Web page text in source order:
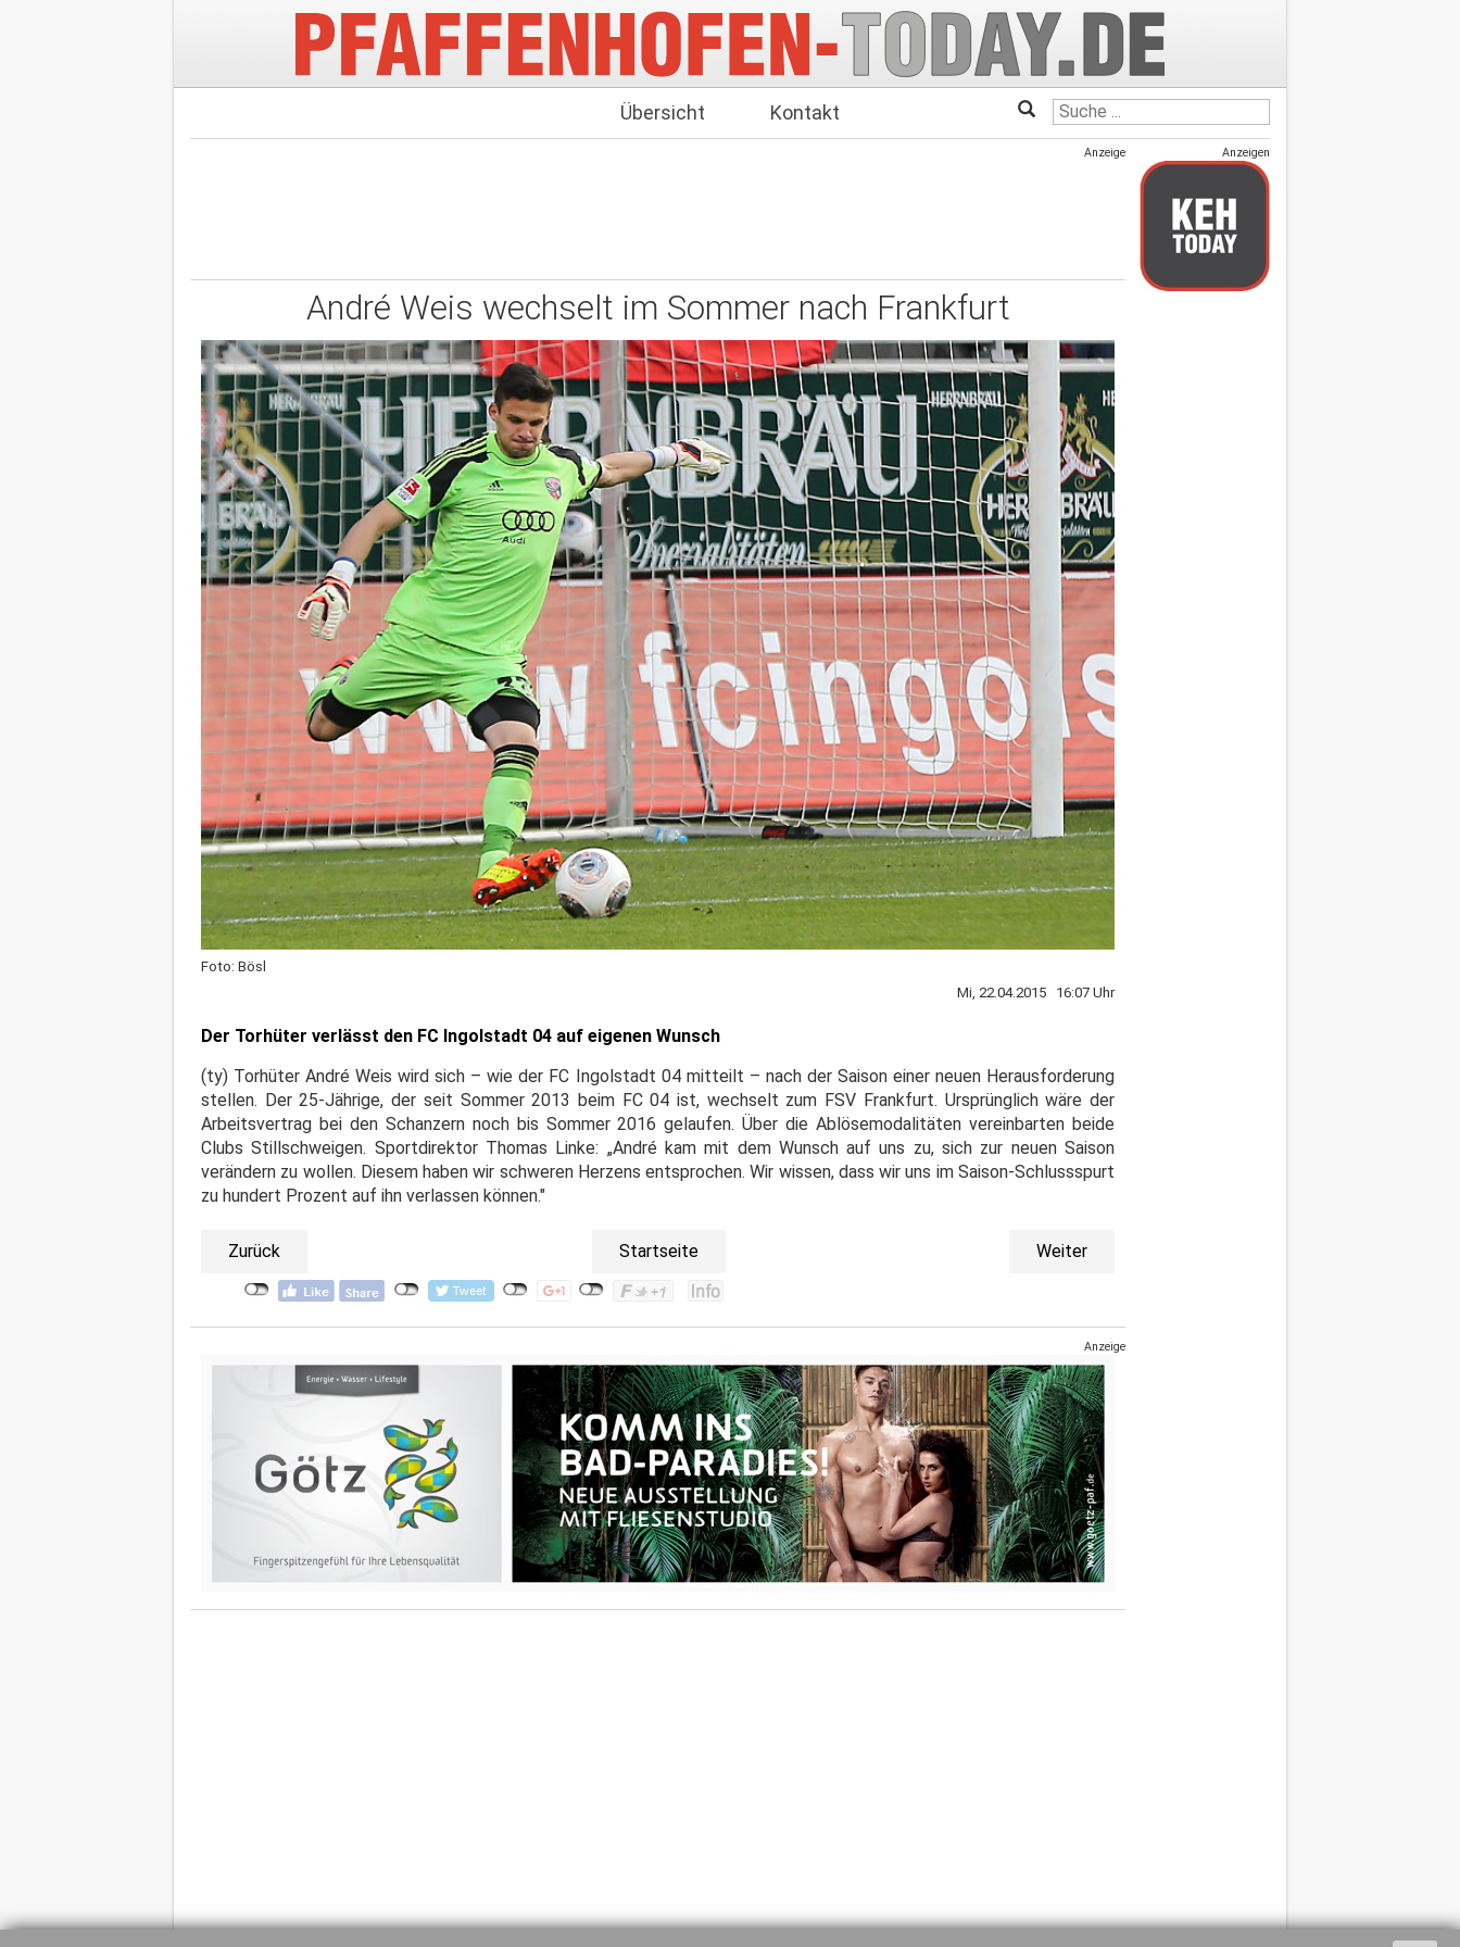
Übersicht Kontakt
Anzeige
André Weis wechselt im Sommer nach Frankfurt
Foto: Bösl
Mi, 22.04.2015 16:07 Uhr
Der Torhüter verlässt den FC Ingolstadt 04 auf eigenen Wunsch
(ty) Torhüter André Weis wird sich – wie der FC Ingolstadt 04 mitteilt – nach der Saison einer neuen Herausforderung
stellen. Der 25-Jährige, der seit Sommer 2013 beim FC 04 ist, wechselt zum FSV Frankfurt. Ursprünglich wäre der
Arbeitsvertrag bei den Schanzern noch bis Sommer 2016 gelaufen. Über die Ablösemodalitäten vereinbarten beide
Clubs Stillschweigen. Sportdirektor Thomas Linke: „André kam mit dem Wunsch auf uns zu, sich zur neuen Saison
verändern zu wollen. Diesem haben wir schweren Herzens entsprochen. Wir wissen, dass wir uns im Saison-Schlussspurt
zu hundert Prozent auf ihn verlassen können."
Zurück Startseite Weiter
Anzeige
Anzeigen